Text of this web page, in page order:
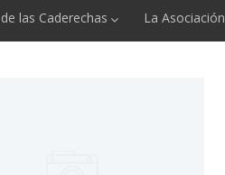
las Caderechas La Asociación